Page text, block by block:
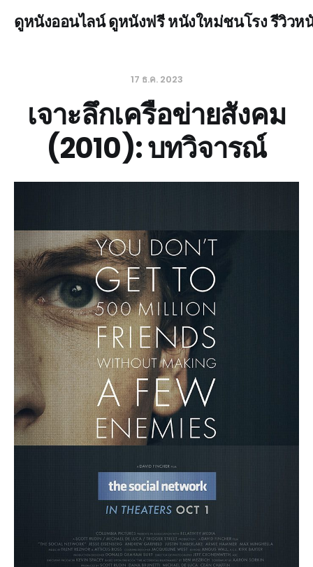
ดูหนังออนไลน์ ดูหนังฟรี หนังใหม่ชนโรง รีวิวห
17 ธ.ค. 2023
เจาะลึกเครือข่ายสังคม
(2010): บทวิจารณ์